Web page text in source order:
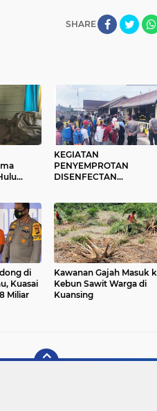
SHARE
KEGIATAN
PENYEMPROTAN
DISENFECTAN
DI LAKUKAN OLEH
POLSEK SINGINGI.
di
Kuasai
Miliar
Kawanan Gajah Masuk
Kebun Sawit Warga di
Kuansing